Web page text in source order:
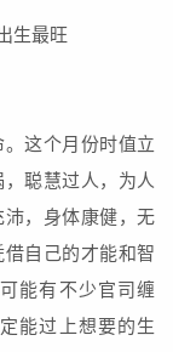
这个月份时值立
聪慧过人，为人
，身体康健，无
自己的才能和智
能有不少官司缠
能过上想要的生